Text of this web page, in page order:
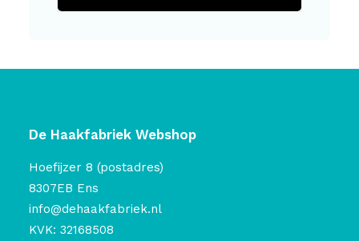
De Haakfabriek Webshop
Hoefijzer 8 (postadres)
8307EB Ens
info@dehaakfabriek.nl
KVK: 32168508